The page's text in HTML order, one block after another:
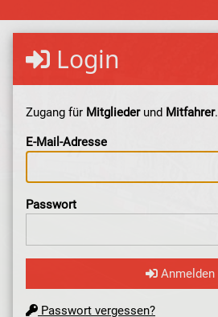
Login
Zugang für Mitgliederund Mitfahrer.
E-Mail-Adresse
Passwort
Anmelden
Passwort vergessen?